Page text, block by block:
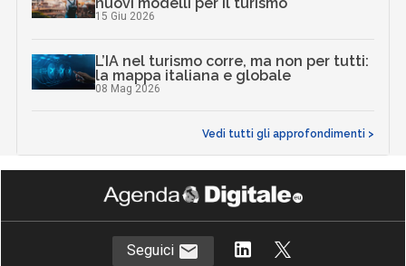
15 Giu 2026
L’IA nel turismo corre, ma non per tutti:
la mappa italiana e globale
08 Mag 2026
Vedi tutti gli approfondimenti >
Seguici